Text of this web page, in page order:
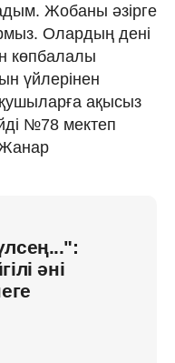
Жобаны әзірге
Олардың дені
көпбалалы
үйлерінен
ақысыз
№78 мектеп
әні